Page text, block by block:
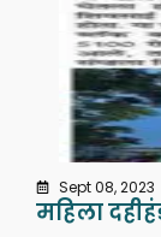
Sept 08, 2023
महिला